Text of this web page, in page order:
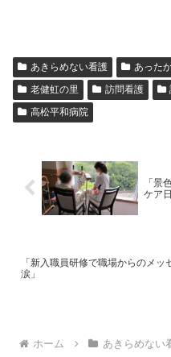
あきらめない看護 あった
老健虹の里
訪問看護
高松平和病院
「景
ケア
「新入職員研修で職場からのメッ
涙」
ホーム あきらめない